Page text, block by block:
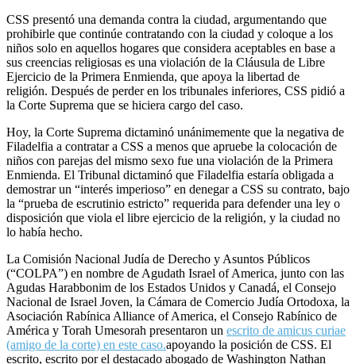
CSS presentó una demanda contra la ciudad, argumentando que
prohibirle que continúe contratando con la ciudad y coloque a los
niños solo en aquellos hogares que considera aceptables en base a
sus creencias religiosas es una violación de la Cláusula de Libre
Ejercicio de la Primera Enmienda, que apoya la libertad de
religión. Después de perder en los tribunales inferiores, CSS pidió a
la Corte Suprema que se hiciera cargo del caso.
Hoy, la Corte Suprema dictaminó unánimemente que la negativa de
Filadelfia a contratar a CSS a menos que apruebe la colocación de
niños con parejas del mismo sexo fue una violación de la Primera
Enmienda. El Tribunal dictaminó que Filadelfia estaría obligada a
demostrar un “interés imperioso” en denegar a CSS su contrato, bajo
la “prueba de escrutinio estricto” requerida para defender una ley o
disposición que viola el libre ejercicio de la religión, y la ciudad no
lo había hecho.
La Comisión Nacional Judía de Derecho y Asuntos Públicos
(“COLPA”) en nombre de Agudath Israel of America, junto con las
Agudas Harabbonim de los Estados Unidos y Canadá, el Consejo
Nacional de Israel Joven, la Cámara de Comercio Judía Ortodoxa, la
Asociación Rabínica Alliance of America, el Consejo Rabínico de
América y Torah Umesorah presentaron un escrito de amicus curiae
(amigo de la corte) en este caso.apoyando la posición de CSS. El
escrito, escrito por el destacado abogado de Washington Nathan